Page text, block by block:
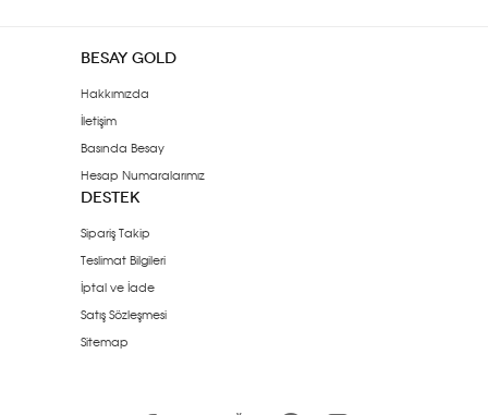
BESAY GOLD
Hakkımızda
İletişim
Basında Besay
Hesap Numaralarımız
DESTEK
Sipariş Takip
Teslimat Bilgileri
İptal ve İade
Satış Sözleşmesi
Sitemap